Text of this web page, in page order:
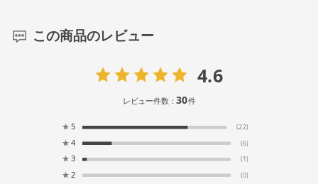
この商品のレビュー
4.6
レビュー件数：30件
★ 5 (22)
★ 4 (6)
★ 3 (1)
★ 2 (0)